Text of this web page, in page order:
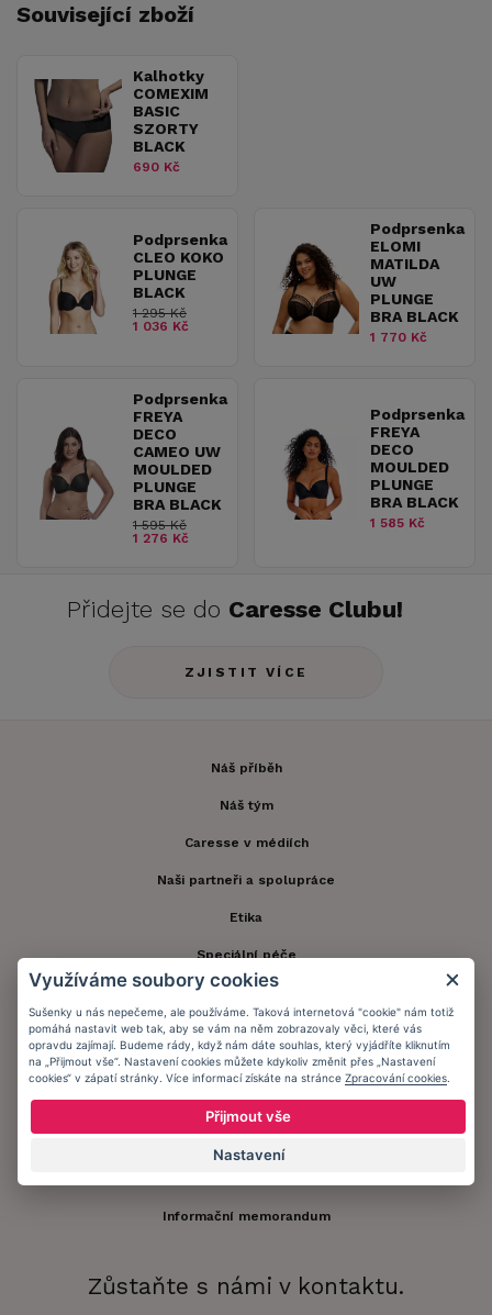
Související zboží
Kalhotky
COMEXIM
BASIC
SZORTY
BLACK
690 Kč
Podprsenka
CLEO KOKO
PLUNGE
BLACK
1 295 Kč
1 036 Kč
Podprsenka
ELOMI
MATILDA
UW
PLUNGE
BRA BLACK
1 770 Kč
Podprsenka
FREYA
DECO
CAMEO UW
MOULDED
PLUNGE
BRA BLACK
1 595 Kč
1 276 Kč
Podprsenka
FREYA
DECO
MOULDED
PLUNGE
BRA BLACK
1 585 Kč
Přidejte se do Caresse Clubu!
ZJISTIT VÍCE
Náš příběh
Náš tým
Caresse v médiích
Naši partneři a spolupráce
Etika
Speciální péče
Kontakt
Zákaznický účet
Registrace zákazníka
Doprava a platba
Informační memorandum
Zůstaňte s námi v kontaktu.
Využíváme soubory cookies
Sušenky u nás nepečeme, ale používáme. Taková internetová "cookie" nám totiž
pomáhá nastavit web tak, aby se vám na něm zobrazovaly věci, které vás
opravdu zajímají. Budeme rády, když nám dáte souhlas, který vyjádříte kliknutím
na „Přijmout vše“. Nastavení cookies můžete kdykoliv změnit přes „Nastavení
cookies“ v zápatí stránky. Více informací získáte na stránce Zpracování cookies
Přijmout vše
Nastavení